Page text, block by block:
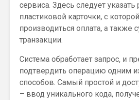
сервиса. Здесь следует
пластиковой карточки, с
производиться оплата, а также
транзакции.
Система обработает запрос, и
подтвердить операцию одним
способов. Самый простой и
– ввод уникального кода,